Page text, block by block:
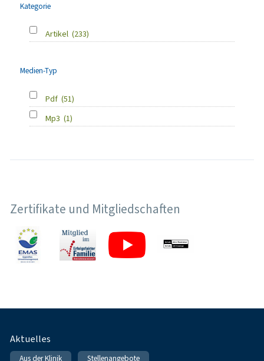
Kategorie
Artikel (233)
Medien-Typ
Pdf (51)
Mp3 (1)
Zertifikate und Mitgliedschaften
Fußnavigation
Aktuelles
Aus der Klinik Stellenangebote